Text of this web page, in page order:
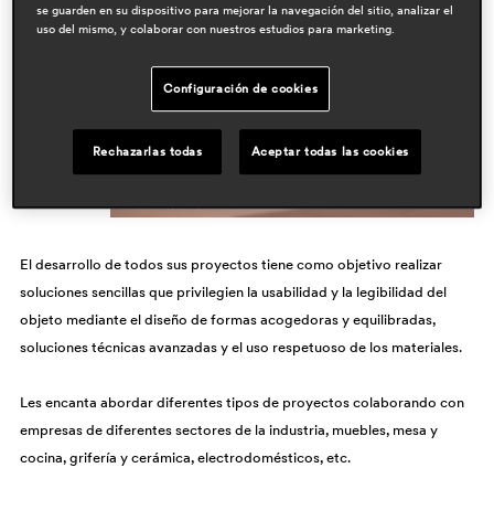
El desarrollo de todos sus proyectos tiene como objetivo realizar
soluciones sencillas que privilegien la usabilidad y la legibilidad del
objeto mediante el diseño de formas acogedoras y equilibradas,
soluciones técnicas avanzadas y el uso respetuoso de los materiales.
Les encanta abordar diferentes tipos de proyectos colaborando con
empresas de diferentes sectores de la industria, muebles, mesa y
cocina, grifería y cerámica, electrodomésticos, etc.
se guarden en su dispositivo para mejorar la navegación del sitio, analizar el
uso del mismo, y colaborar con nuestros estudios para marketing.
Configuración de cookies
Rechazarlas todas Aceptar todas las cookies